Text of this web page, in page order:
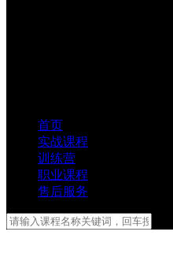
首页
实战课程
训练营
职业课程
售后服务